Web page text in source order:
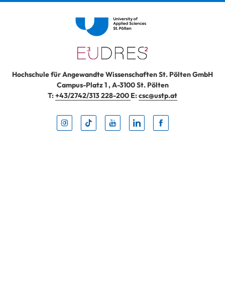
Hochschule für Angewandte Wissenschaften St. Pölten GmbH
Campus-Platz 1,A-3100St. Pölten
T:+43/2742/313 228-200 E:csc@ustp.at